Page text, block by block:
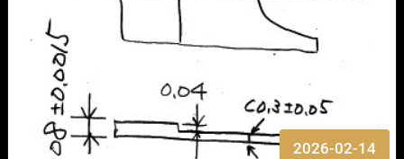
2026-02-14